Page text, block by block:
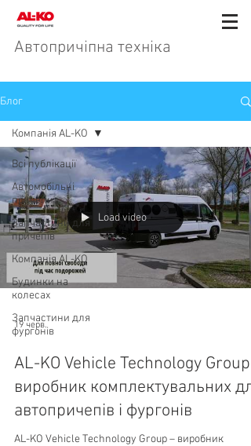
Автопричіпна техніка
Блог
Всі публікації
Автомобільні
причепи
Запчастини для
причепів
Компанія AL-KO
Будинки на
колесах
Запчастини для
фургонів
Компанія AL-KO
Load video
19 черв.
AL-KO Vehicle Technology Group:
виробник комплектувальних
автопричепів і фургонів
AL-KO Vehicle Technology Group – виробник